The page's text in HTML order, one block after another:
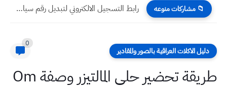
📁 مشاركات منوعه رابط التسجيل الالكتروني لتبديل رقم سيارتك باللوحات الجديدة 2024 لتصلك...
دليل الاكلات العراقية بالصور والمقادير
0
طريقة تحضير حلى المالتيزر وصفة Om